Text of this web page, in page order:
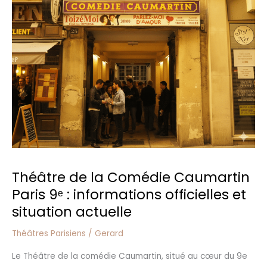
Théâtre de la Comédie Caumartin
Paris 9ᵉ : informations officielles et
situation actuelle
Théâtres Parisiens / Gerard
Le Théâtre de la comédie Caumartin, situé au cœur du 9e
Comédie
Caumartin
Paris
9ᵉ
:
informations
officielles
et
situation
actuelle